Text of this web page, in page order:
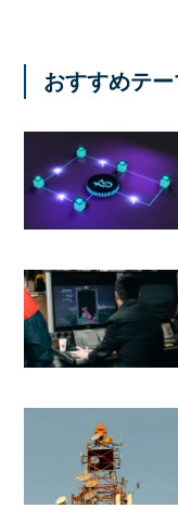
おすすめテー